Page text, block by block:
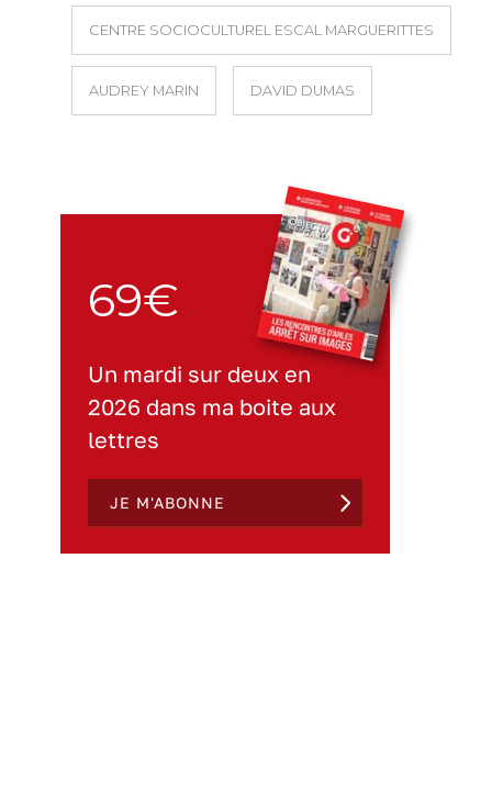
CENTRE SOCIOCULTUREL ESCAL MARGUERITTES
AUDREY MARIN DAVID DUMAS
69€
Un mardi sur deux en
2026 dans ma boite aux
lettres
JE M'ABONNE